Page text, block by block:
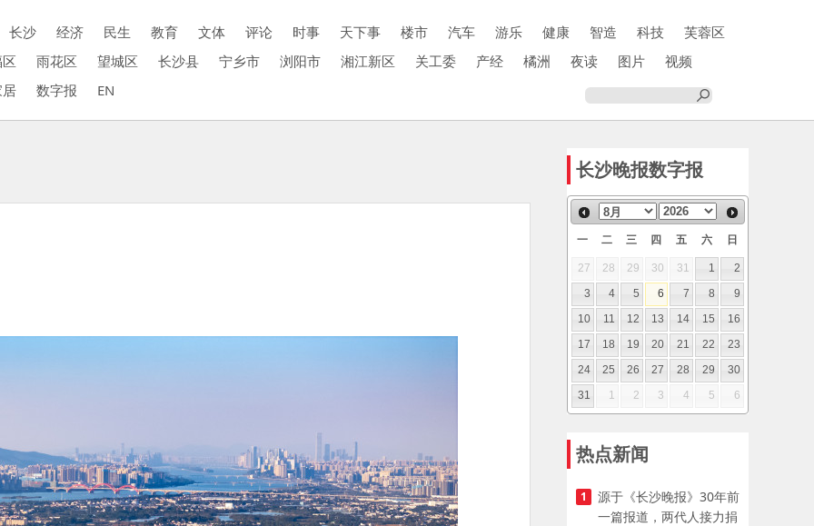
长沙 经济 民生 教育 文体 评论 时事 天下事 楼市 汽车 游乐 健康 智造 科技
芙蓉区
雨花区 望城区 长沙县 宁乡市 浏阳市 湘江新区 关工委 产经 橘洲 夜读 图片
视频
数字报 EN
长沙晚报数字报
一 二 三 四 五 六 日
27 28 29 30 31 1
2
3
4 5 6 7 8
9
10
11 12 13 14 15
16
17
18 19 20 21 22
23
24
25 26 27 28 29
30
31
1 2 3 4 5 6
热点新闻
1
源于《长沙晚报》30年前
一篇报道，两代人接力捐